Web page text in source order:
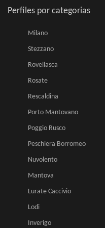
Perfiles por categorias
Milano
Stezzano
Rovellasca
Rosate
Rescaldina
Porto Mantovano
Poggio Rusco
Peschiera Borromeo
Nuvolento
Mantova
Lurate Caccivio
Lodi
Inverigo